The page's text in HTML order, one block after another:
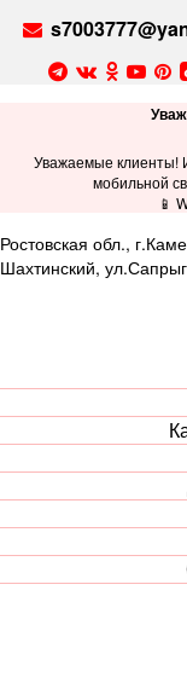
Уважаемые клиенты!
мобильной
📱
Ростовская обл.,
Шахтинский,